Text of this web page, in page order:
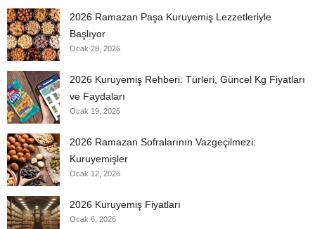
2026 Ramazan Paşa Kuruyemiş Lezzetleriyle
Başlıyor
Ocak 28, 2026
2026 Kuruyemiş Rehberi: Türleri, Güncel Kg Fiyatları
ve Faydaları
Ocak 19, 2026
2026 Ramazan Sofralarının Vazgeçilmezi:
Kuruyemişler
Ocak 12, 2026
2026 Kuruyemiş Fiyatları
Ocak 6, 2026